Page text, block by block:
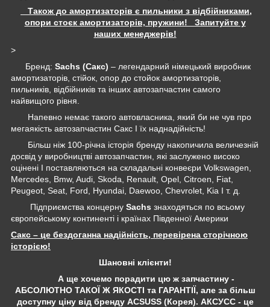
Також до амортизаторів є пильники з відбійниками,
опори стоєк амортизаторів, пружини! Запитуйте у
наших менеджерів!
>
Бренд: Sachs (Сакс) – легендарний німецький виробник
амортизаторів, стійок, опор до стойок амортизаторів,
пильників, відбійників та інших автозапчастин самого
найвищого рівня.
Напевно немає такого автовласника, який би не чув про
мегаякість автозапчастин Сакс І їх наднадійність!
Більш ніж 100-річна історія бренду накопичила величезній
досвід у виробництві автозапчастин, які заслужено високо
оцінені І поставляються на складальні конвеєри Volkswagen,
Mercedes, Bmw, Audi, Skoda, Renault, Opel, Citroen, Fiat,
Peugeot, Seat, Ford, Hyundai, Daewoo, Chevrolet, Kia І т. д.
Підприємства концерну Sachs знаходяться по всьому
європейському континенті і країнах Південної Америки
Сакс – це бездоганна надійність, перевірена сторічною
історією!
Шановні клієнти!
А ще хочемо порадити цю ж запчастину -
АБСОЛЮТНО ТАКОЇ Ж ЯКОСТІ та ГАРАНТІЇ, але за більш
доступну ціну від бренду ACSUSS (Корея). АКСУСС - це